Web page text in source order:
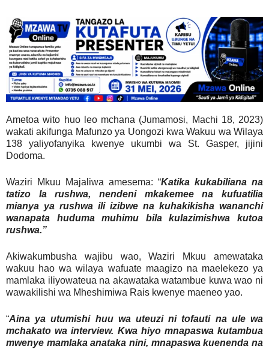
Ametoa wito huo leo mchana (Jumamosi, Machi 18, 2023)
wakati akifunga Mafunzo ya Uongozi kwa Wakuu wa Wilaya
138 yaliyofanyika kwenye ukumbi wa St. Gasper, jijini
Dodoma.
Waziri Mkuu Majaliwa amesema: “Katika kukabiliana na
tatizo la rushwa, nendeni mkakemee na kufuatilia
mianya ya rushwa ili izibwe na kuhakikisha wananchi
wanapata huduma muhimu bila kulazimishwa kutoa
rushwa.”
Akiwakumbusha wajibu wao, Waziri Mkuu amewataka
wakuu hao wa wilaya wafuate maagizo na maelekezo ya
mamlaka iliyowateua na akawataka watambue kuwa wao ni
wawakilishi wa Mheshimiwa Rais kwenye maeneo yao.
“Aina ya utumishi huu wa uteuzi ni tofauti na ule wa
mchakato wa interview. Kwa hiyo mnapaswa kutambua
mwenye mamlaka anataka nini, mnapaswa kuenenda na